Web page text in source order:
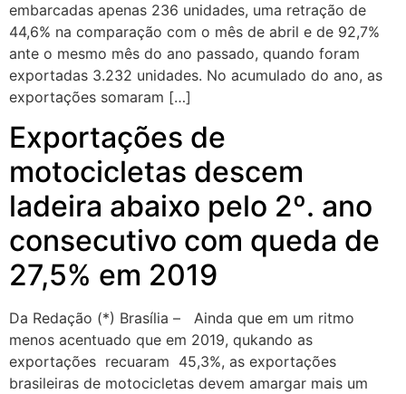
embarcadas apenas 236 unidades, uma retração de
44,6% na comparação com o mês de abril e de 92,7%
ante o mesmo mês do ano passado, quando foram
exportadas 3.232 unidades. No acumulado do ano, as
exportações somaram […]
Exportações de
motocicletas descem
ladeira abaixo pelo 2º. ano
consecutivo com queda de
27,5% em 2019
Da Redação (*) Brasília – Ainda que em um ritmo
menos acentuado que em 2019, qukando as
exportações recuaram 45,3%, as exportações
brasileiras de motocicletas devem amargar mais um